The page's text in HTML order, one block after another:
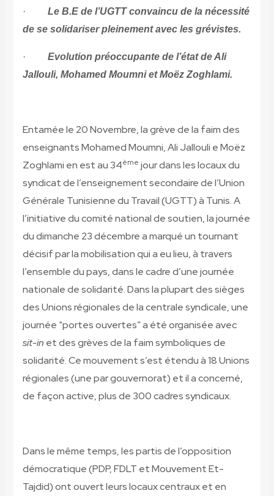
·
Le B.E de l’UGTT convaincu de la nécessité
de se solidariser pleinement avec les grévistes.
·
Evolution préoccupante de l’état de Ali
Jallouli, Mohamed Moumni et Moëz Zoghlami.
Entamée le 20 Novembre, la grève de la faim des
enseignants Mohamed Moumni, Ali Jallouli e Moëz
Zoghlami en est au 34ème jour dans les locaux du
syndicat de l’enseignement secondaire de l’Union
Générale Tunisienne du Travail (UGTT) à Tunis. A
l’initiative du comité national de soutien, la journée
du dimanche 23 décembre a marqué un tournant
décisif par la mobilisation qui a eu lieu, à travers
l’ensemble du pays, dans le cadre d’une journée
nationale de solidarité. Dans la plupart des sièges
des Unions régionales de la centrale syndicale, une
journée “portes ouvertes” a été organisée avec
sit-in et des grèves de la faim symboliques de
solidarité.Ce mouvement s’est étendu à 18 Unions
régionales (une par gouvernorat) et il a concerné,
de façon active, plus de 300 cadres syndicaux.
Dans le même temps, les partis de l’opposition
démocratique (PDP, FDLT et Mouvement Et-
Tajdid) ont ouvert leurs locaux centraux et en